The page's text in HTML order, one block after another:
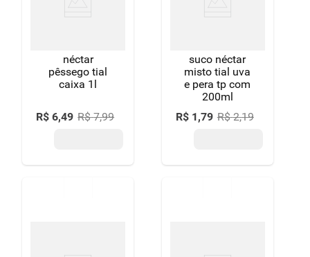
néctar
pêssego tial
caixa 1l
R$ 6,49 R$ 7,99
suco néctar
misto tial uva
e pera tp com
200ml
R$ 1,79 R$ 2,19